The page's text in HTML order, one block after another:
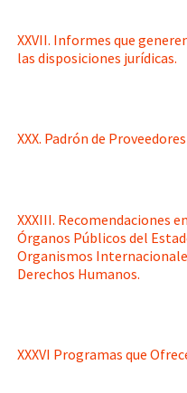
XXVII. Informes que
las disposiciones jurídicas.
XXX. Padrón de
XXXIII. Recomendaciones
Órganos Públicos del
Organismos
Derechos Humanos.
XXXVI Programas que